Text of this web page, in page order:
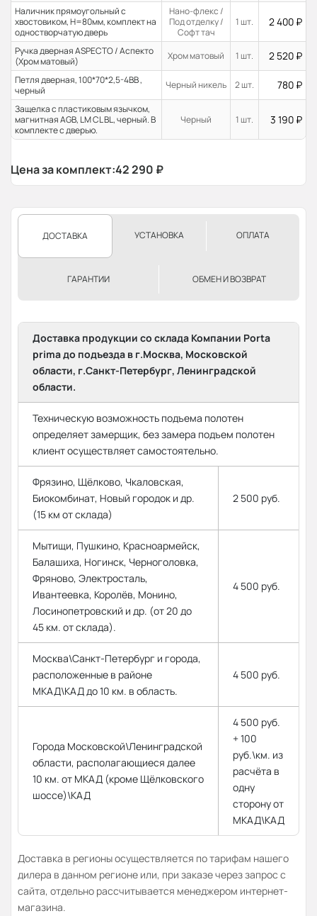
Наличник прямоугольный с
хвостовиком, H=80мм, комплект на
одностворчатую дверь
Нано-флекс /
Под отделку /
Софт тач
1 шт. 2 400 ₽
Ручка дверная ASPECTO / Аспекто
(Хром матовый)
Хром матовый 1 шт. 2 520 ₽
Петля дверная, 100*70*2,5-4ВВ ,
черный
Черный никель 2 шт. 780 ₽
Защелка с пластиковым язычком,
магнитная AGB, LM CL BL, черный. В
комплекте с дверью.
Черный 1 шт. 3 190 ₽
Цена за комплект:42 290 ₽
ДОСТАВКА УСТАНОВКА ОПЛАТА
ГАРАНТИИ ОБМЕН И ВОЗВРАТ
Доставка продукции со склада Компании Porta
prima до подъезда в г.Москва, Московской
области, г.Санкт-Петербург, Ленинградской
области.
Техническую возможность подъема полотен
определяет замерщик, без замера подъем полотен
клиент осуществляет самостоятельно.
Фрязино, Щёлково, Чкаловская,
Биокомбинат, Новый городок и др.
(15 км от склада)
2 500 руб.
Мытищи, Пушкино, Красноармейск,
Балашиха, Ногинск, Черноголовка,
Фряново, Электросталь,
Ивантеевка, Королёв, Монино,
Лосинопетровский и др. (от 20 до
45 км. от склада).
4 500 руб.
Москва\Санкт-Петербург и города,
расположенные в районе
МКАД\КАД до 10 км. в область.
4 500 руб.
Города Московской\Ленинградской
области, располагающиеся далее
10 км. от МКАД (кроме Щёлковского
шоссе)\КАД
4 500 руб.
+ 100
руб.\км. из
расчёта в
одну
сторону от
МКАД\КАД
Доставка в регионы осуществляется по тарифам нашего
дилера в данном регионе или, при заказе через запрос с
сайта, отдельно рассчитывается менеджером интернет-
магазина.